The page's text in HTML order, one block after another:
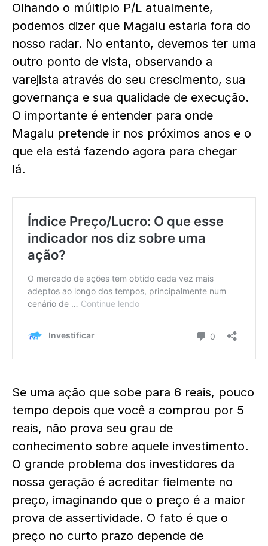
Olhando o múltiplo P/L atualmente,
podemos dizer que Magalu estaria fora do
nosso radar. No entanto, devemos ter uma
outro ponto de vista, observando a
varejista através do seu crescimento, sua
governança e sua qualidade de execução.
O importante é entender para onde
Magalu pretende ir nos próximos anos e o
que ela está fazendo agora para chegar
lá.
Se uma ação que sobe para 6 reais, pouco
tempo depois que você a comprou por 5
reais, não prova seu grau de
conhecimento sobre aquele investimento.
O grande problema dos investidores da
nossa geração é acreditar fielmente no
preço, imaginando que o preço é a maior
prova de assertividade. O fato é que o
preço no curto prazo depende de